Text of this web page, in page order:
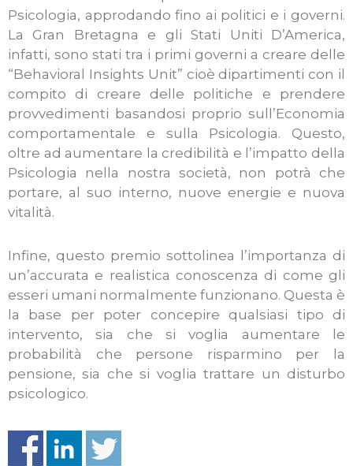
Psicologia, approdando fino ai politici e i governi.
La Gran Bretagna e gli Stati Uniti D’America,
infatti, sono stati tra i primi governi a creare delle
“Behavioral Insights Unit” cioè dipartimenti con il
compito di creare delle politiche e prendere
provvedimenti basandosi proprio sull’Economia
comportamentale e sulla Psicologia. Questo,
oltre ad aumentare la credibilità e l’impatto della
Psicologia nella nostra società, non potrà che
portare, al suo interno, nuove energie e nuova
vitalità.
Infine, questo premio sottolinea l’importanza di
un’accurata e realistica conoscenza di come gli
esseri umani normalmente funzionano. Questa è
la base per poter concepire qualsiasi tipo di
intervento, sia che si voglia aumentare le
probabilità che persone risparmino per la
pensione, sia che si voglia trattare un disturbo
psicologico.